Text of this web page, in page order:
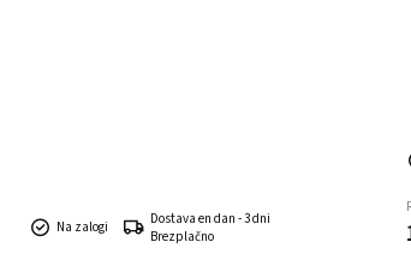
Na zalogi
Dostava en dan - 3 dni
Brezplačno